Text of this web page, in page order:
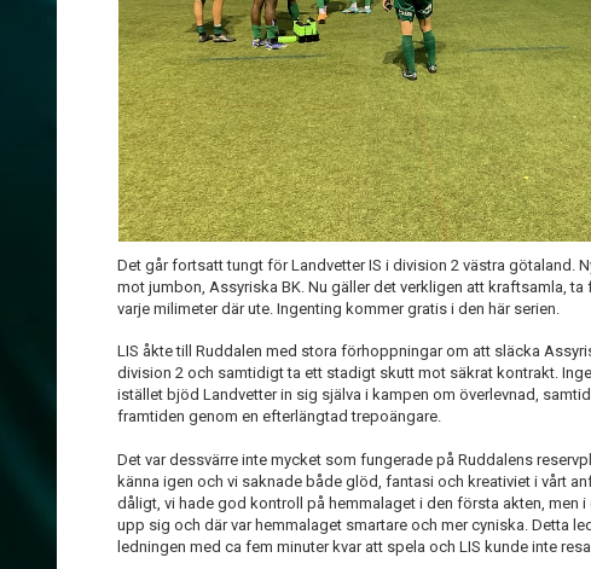
Det går fortsatt tungt för Landvetter IS i division 2 västra götaland.
mot jumbon, Assyriska BK. Nu gäller det verkligen att kraftsamla,
varje milimeter där ute. Ingenting kommer gratis i den här serien.
LIS åkte till Ruddalen med stora förhoppningar om att släcka
division 2 och samtidigt ta ett stadigt skutt mot säkrat kontrakt.
istället bjöd Landvetter in sig själva i kampen om överlevnad,
framtiden genom en efterlängtad trepoängare.
Det var dessvärre inte mycket som fungerade på Ruddalens
känna igen och vi saknade både glöd, fantasi och kreativiet i vårt
dåligt, vi hade god kontroll på hemmalaget i den första akten, men
upp sig och där var hemmalaget smartare och mer cyniska. Detta
ledningen med ca fem minuter kvar att spela och LIS kunde inte